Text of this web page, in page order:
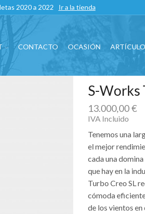
2020 a 2022 Ir a la tienda
CONTACTO OCASIÓN
S-Works
13.000,00€
IVA Incluido
Tenemos una
el mejor
cada una
que hay en la
Turbo Creo SL
cómoda
de los vientos